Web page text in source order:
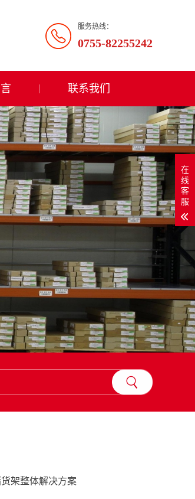
服务热线：
0755-82255242
联系我们
架整体解决方案
在
线
客
服